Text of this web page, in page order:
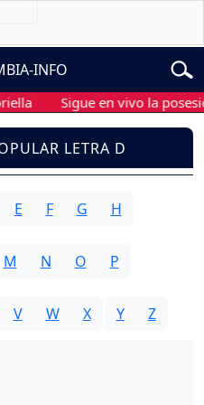
INFO
Sigue en vivo la
LETRA D
E F G H
M N O P
V W X Y Z